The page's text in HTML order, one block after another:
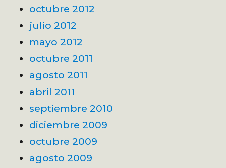
octubre 2012
julio 2012
mayo 2012
octubre 2011
agosto 2011
abril 2011
septiembre 2010
diciembre 2009
octubre 2009
agosto 2009